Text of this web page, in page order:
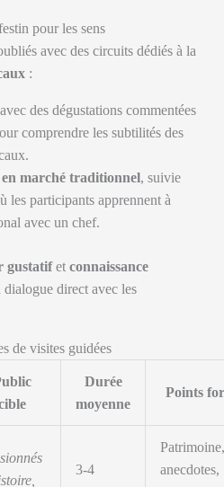
pour les sens
avec des circuits dédiés à la
:
avec des dégustations commentées
comprendre les subtilités des
marché traditionnel, suivie
les participants apprennent à
avec un chef.
gustatifet connaissance
dialogue direct avec les
de visites guidées
Durée
moyenne
Points
3-4
Patrimoine,
anecdotes,